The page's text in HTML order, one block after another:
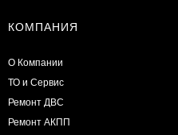
КОМПАНИЯ
О Компании
ТО и Сервис
​Ремонт ДВС
Ремонт АКПП